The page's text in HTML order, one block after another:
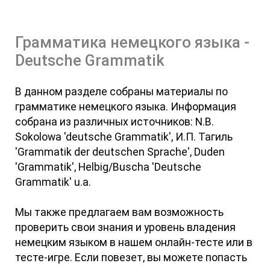
Грамматика немецкого языка -
Deutsche Grammatik
В данном разделе собраны материалы по
грамматике немецкого языка. Информация
собрана из различных источников: N.B.
Sokolowa 'deutsche Grammatik', И.П. Тагиль
'Grammatik der deutschen Sprache', Duden
'Grammatik', Helbig/Buscha 'Deutsche
Grammatik' u.a.
Мы также предлагаем вам возможность
проверить свои знания и уровень владения
немецким языком в нашем онлайн-тесте или в
тесте-игре. Если повезет, вы можете попасть